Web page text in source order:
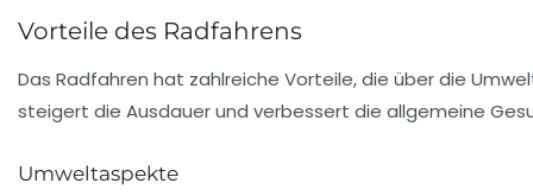
Vorteile des Radfahrens
Das Radfahren hat zahlreiche Vorteile, die über die
steigert die Ausdauer und verbessert die allgemeine
Umweltaspekte